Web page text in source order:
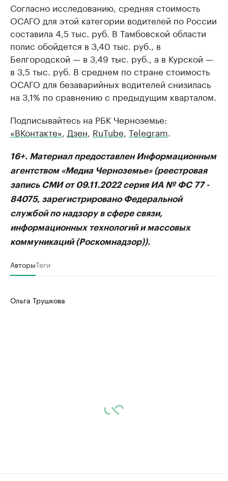
Согласно исследованию, средняя стоимость
ОСАГО для этой категории водителей по России
составила 4,5 тыс. руб. В Тамбовской области
полис обойдется в 3,40 тыс. руб., в
Белгородской — в 3,49 тыс. руб., а в Курской —
в 3,5 тыс. руб. В среднем по стране стоимость
ОСАГО для безаварийных водителей снизилась
на 3,1% по сравнению с предыдущим кварталом.
Подписывайтесь на РБК Черноземье:
«ВКонтакте», Дзен, RuTube, Telegram.
16+. Материал предоставлен Информационным
агентством «Медиа Черноземье» (реестровая
запись СМИ от 09.11.2022 серия ИА № ФС 77 -
84075, зарегистрировано Федеральной
службой по надзору в сфере связи,
информационных технологий и массовых
коммуникаций (Роскомнадзор)).
АвторыТеги
Ольга Трушкова